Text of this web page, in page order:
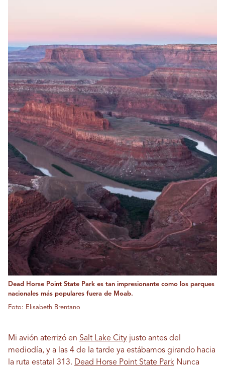
Dead Horse Point State Park es tan impresionante como los parques
nacionales más populares fuera de Moab.
Foto: Elisabeth Brentano
Mi avión aterrizó en Salt Lake City justo antes del
mediodía, y a las 4 de la tarde ya estábamos girando hacia
la ruta estatal 313. Dead Horse Point State Park Nunca